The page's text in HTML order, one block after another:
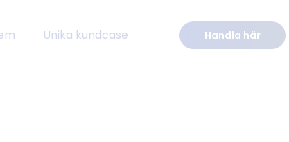
Unika kundcase Handla här